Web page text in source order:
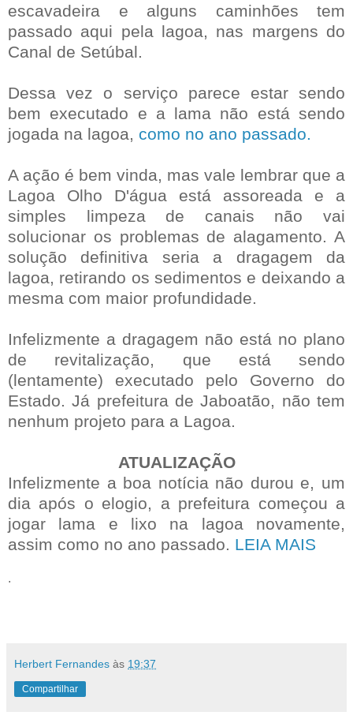
escavadeira e alguns caminhões tem
passado aqui pela lagoa, nas margens do
Canal de Setúbal.
Dessa vez o serviço parece estar sendo
bem executado e a lama não está sendo
jogada na lagoa, como no ano passado.
A ação é bem vinda, mas vale lembrar que a
Lagoa Olho D'água está assoreada e a
simples limpeza de canais não vai
solucionar os problemas de alagamento. A
solução definitiva seria a dragagem da
lagoa, retirando os sedimentos e deixando a
mesma com maior profundidade.
Infelizmente a dragagem não está no plano
de revitalização, que está sendo
(lentamente) executado pelo Governo do
Estado. Já prefeitura de Jaboatão, não tem
nenhum projeto para a Lagoa.
ATUALIZAÇÃO
Infelizmente a boa notícia não durou e, um
dia após o elogio, a prefeitura começou a
jogar lama e lixo na lagoa novamente,
assim como no ano passado. LEIA MAIS
.
Herbert Fernandes às 19:37
Compartilhar